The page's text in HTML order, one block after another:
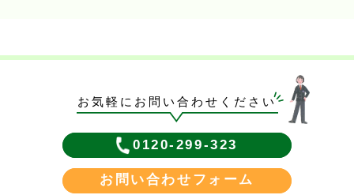
お気軽にお問い合わせください
0120-299-323
お問い合わせフォーム